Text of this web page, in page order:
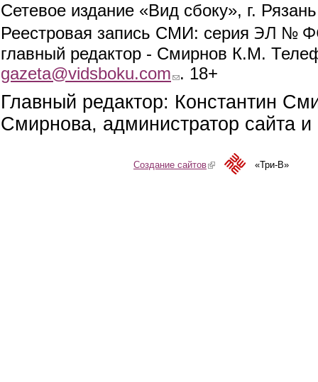
Сетевое издание «Вид сбоку», г.
Реестровая запись СМИ: серия ЭЛ №
главный редактор - Смирнов К.М.
gazeta@vidsboku.com (link sends e-mail)
. 18+
Главный редактор: Константин
Смирнова, администратор сайта
Создание сайтов(link is external)«Три-В»